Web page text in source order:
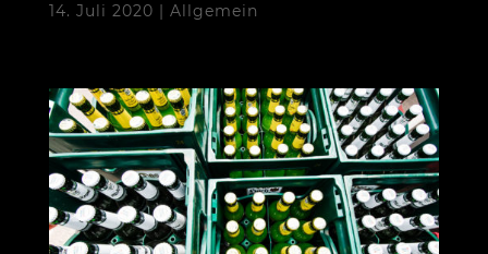
14. Juli 2020 Allgemein